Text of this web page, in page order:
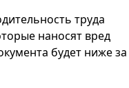
труда
наносят вред
будет ниже за